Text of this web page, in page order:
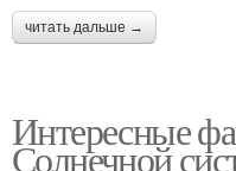
читать дальше →
Интересные
Солнечной